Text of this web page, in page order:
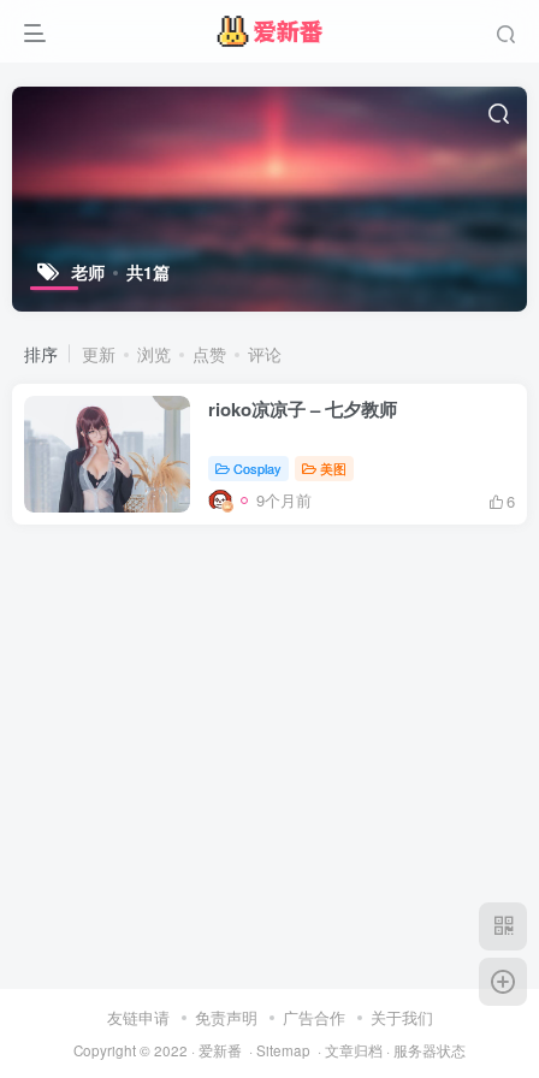
老师 共1篇
排序 更新 浏览 点赞 评论
rioko凉凉子 – 七夕教师
Cosplay 美图
9个月前 6
友链申请 免责声明 广告合作 关于我们
Copyright © 2022 · 爱新番 · Sitemap · 文章归档 · 服务器状态